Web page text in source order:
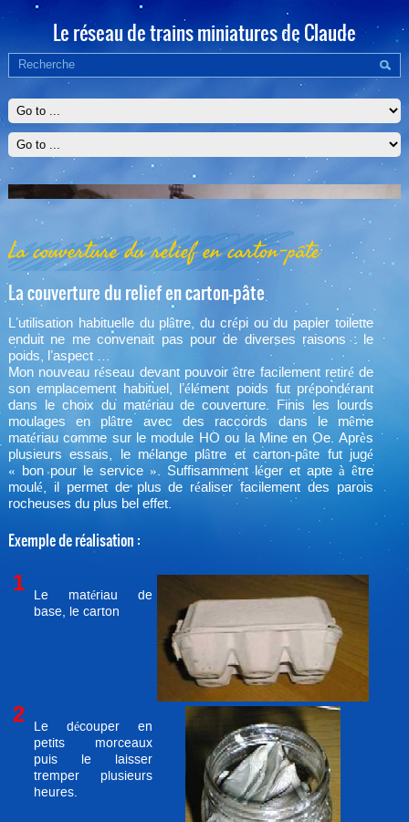
Le réseau de trains miniatures de Claude
La couverture du relief en carton-pâte
La couverture du relief en carton-pâte
L’utilisation habituelle du plâtre, du crépi ou du papier toilette
enduit ne me convenait pas pour de diverses raisons : le
poids, l’aspect …
Mon nouveau réseau devant pouvoir être facilement retiré de
son emplacement habituel, l’élément poids fut prépondérant
dans le choix du matériau de couverture. Finis les lourds
moulages en plâtre avec des raccords dans le même
matériau comme sur le module HO ou la Mine en Oe. Après
plusieurs essais, le mélange plâtre et carton-pâte fut jugé
« bon pour le service ». Suffisamment léger et apte à être
moulé, il permet de plus de réaliser facilement des parois
rocheuses du plus bel effet.
Exemple de réalisation :
1
Le matériau de
base, le carton
2
Le découper en
petits morceaux
puis le laisser
tremper plusieurs
heures.